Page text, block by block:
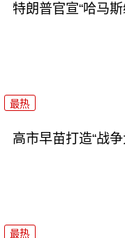
特朗普官宣“哈马
最热
高市早苗打造“战
最热